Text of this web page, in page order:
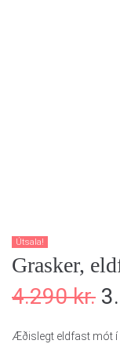
Útsala!
Grasker,
4.290kr.
Æðislegt eldfast mót í